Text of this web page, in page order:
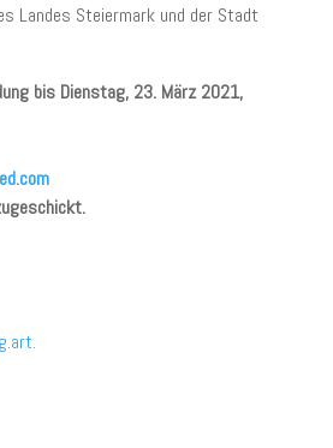
Landes Steiermark und der Stadt
bis Dienstag, 23. März 2021,